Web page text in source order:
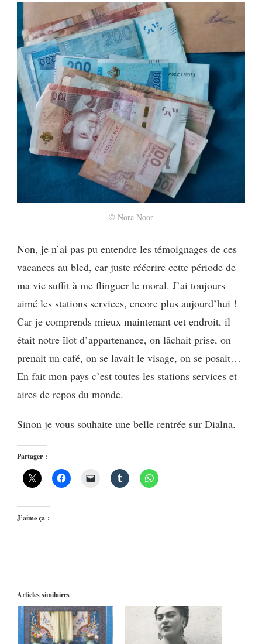
© Nora Noor
Non, je n’ai pas pu entendre les témoignages de ces
vacances au bled, car juste réécrire cette période de
ma vie suffit à me flinguer le moral. J’ai toujours
aimé les stations services, encore plus aujourd’hui !
Car je comprends mieux maintenant cet endroit, il
était notre îlot d’appartenance, on lâchait prise, on
prenait un café, on se lavait le visage, on se posait…
En fait mon pays c’est toutes les stations services et
aires de repos du monde.
Sinon je vous souhaite une belle rentrée sur Dialna.
Partager :
J’aime ça :
Articles similaires